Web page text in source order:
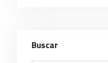
Buscar